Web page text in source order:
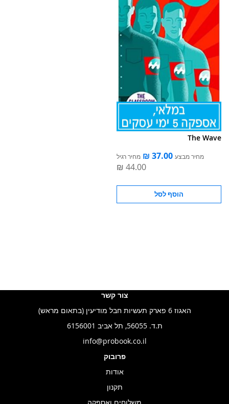
The Wave
מחיר מבצע מחיר רגיל
הוסף לסל
צור קשר
האגוז 6 פארק תעשיות חבל מודיעין (בתאום מראש)
ת.ד. 56055, תל אביב 6156001
info@probook.co.il
פרובוק
אודות
תקנון
משלוחים ואספקה